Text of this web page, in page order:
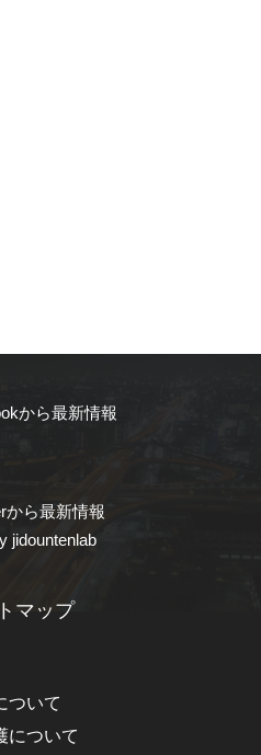
から最新情報
から最新情報
jidountenlab
マップ
ついて
について